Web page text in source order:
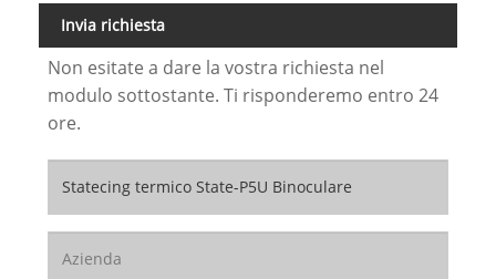
Invia richiesta
Non esitate a dare la vostra richiesta nel
modulo sottostante. Ti risponderemo entro 24
ore.